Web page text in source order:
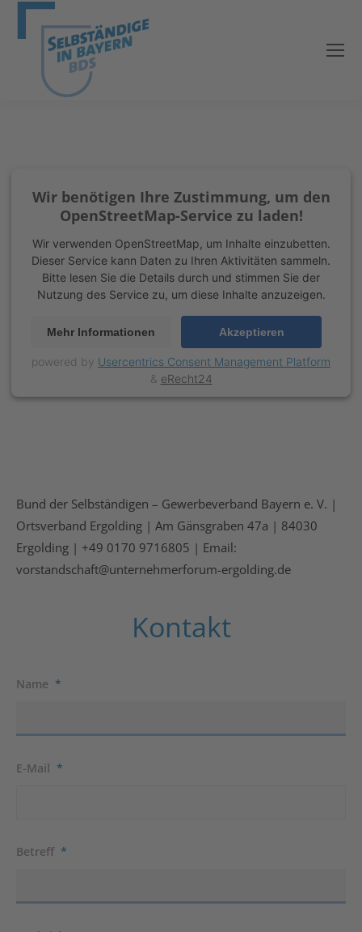
Wir benötigen Ihre Zustimmung, um den
OpenStreetMap-Service zu laden!
Wir verwenden OpenStreetMap, um Inhalte einzubetten.
Dieser Service kann Daten zu Ihren Aktivitäten sammeln.
Bitte lesen Sie die Details durch und stimmen Sie der
Nutzung des Service zu, um diese Inhalte anzuzeigen.
Mehr Informationen Akzeptieren
powered by Usercentrics Consent Management Platform
& eRecht24
Bund der Selbständigen – Gewerbeverband Bayern e. V. |
Ortsverband Ergolding | Am Gänsgraben 47a | 84030
Ergolding | +49 0170 9716805 | Email:
vorstandschaft@unternehmerforum-ergolding.de
Kontakt
Name *
E-Mail *
Betreff *